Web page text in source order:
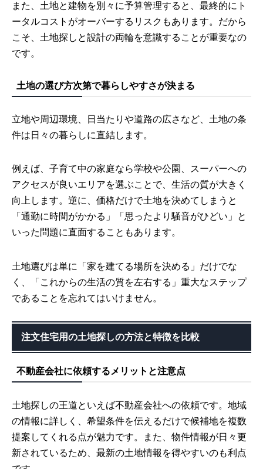
また、土地と建物を別々に予算管理すると、最終的にト
ータルコストがオーバーするリスクもあります。だから
こそ、土地探しと設計の両輪を意識することが重要なの
です。
土地の選び方次第で暮らしやすさが決まる
立地や周辺環境、日当たりや道路の広さなど、土地の条
件は日々の暮らしに直結します。
例えば、子育て中の家庭なら学校や公園、スーパーへの
アクセスが良いエリアを選ぶことで、生活の質が大きく
向上します。逆に、価格だけで土地を決めてしまうと
「通勤に時間がかかる」「思ったより騒音がひどい」と
いった問題に直面することもあります。
土地選びは単に「家を建てる場所を決める」だけでな
く、「これからの生活の質を左右する」重大なステップ
であることを忘れてはいけません。
注文住宅用の土地探しの方法と特徴を比較
不動産会社に依頼するメリットと注意点
土地探しの王道といえば不動産会社への依頼です。地域
の情報に詳しく、希望条件を伝えるだけで候補地を複数
提案してくれる点が魅力です。また、物件情報が日々更
新されているため、最新の土地情報を得やすいのも利点